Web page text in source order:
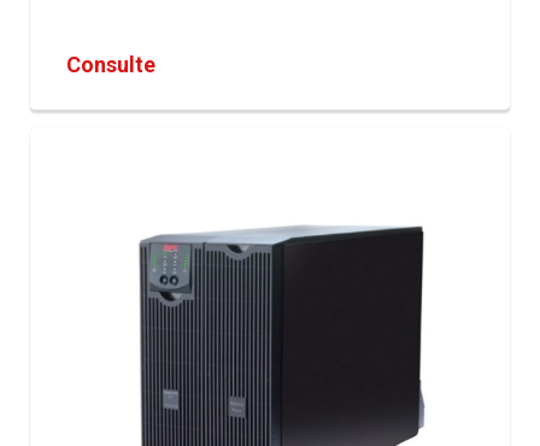
Consulte